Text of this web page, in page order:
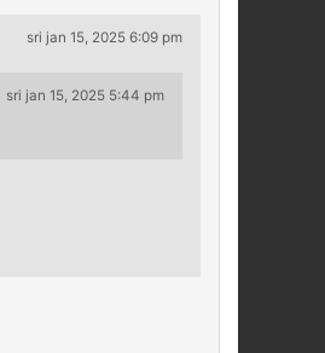
sri jan 15, 2025 6:09 pm
sri jan 15, 2025 5:44 pm